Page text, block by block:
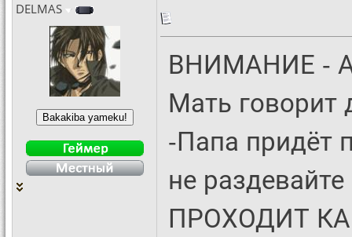
DELMAS
ВНИМАНИЕ -
Мать говорит
-Папа придёт
не
ПРОХОДИТ